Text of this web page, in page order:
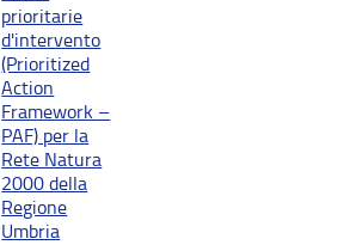
prioritarie
d'intervento
(Prioritized
Action
Framework –
PAF) per la
Rete Natura
2000 della
Regione
Umbria